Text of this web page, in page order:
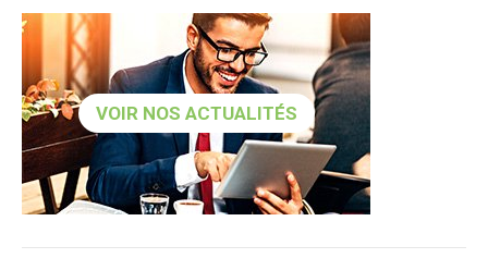
VOIR NOS ACTUALITÉS